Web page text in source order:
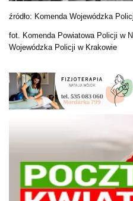
źródło: Komenda Wojewódzka
fot. Komenda Powiatowa Policji w
Wojewódzka Policji w Krakowie